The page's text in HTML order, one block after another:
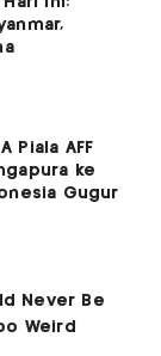
Piala AFF
ke
Gugur